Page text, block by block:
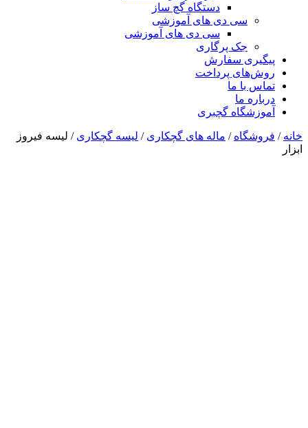
دستگاه گچ ساز
سی دی های آموزشی
سی دی های آموزشی
جک پرگاری
پیگیری سفارش
روش‌های پرداخت
تماس با ما
درباره ما
آموزشگاه گچبری
خانه / فروشگاه / ماله های گچکاری / لیسه گچکاری / لیسه فیروز
ابزار